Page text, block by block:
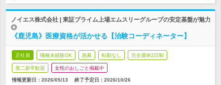
ノイエス株式会社 | 東証プライム上場エムスリーグループの安定基盤が魅力
◎
《鹿児島》医療資格が活かせる【治験コーディネーター】
正社員 職種未経験OK 急募 転勤なし 完全週休2日制
第二新卒歓迎 女性のおしごと掲載中
情報更新日：2026/05/13 終了予定日： 2026/10/26